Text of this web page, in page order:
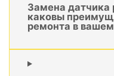
Замена датчика
каковы
ремонта в